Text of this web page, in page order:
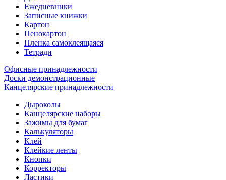
Ежедневники
Записные книжки
Картон
Пенокартон
Пленка самоклеящаяся
Тетради
Офисные принадлежности
Доски демонстрационные
Канцелярские принадлежности
Дыроколы
Канцелярские наборы
Зажимы для бумаг
Калькуляторы
Клей
Клейкие ленты
Кнопки
Корректоры
Ластики